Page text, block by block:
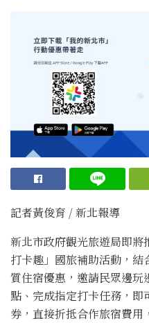
記者黃俊育 / 新北報導
新北市政府觀光旅遊局即將
打卡趣」國旅補助活動，
質住宿優惠，邀請民眾邊玩
點、完成指定打卡任務，
券，直接折抵合作旅宿費